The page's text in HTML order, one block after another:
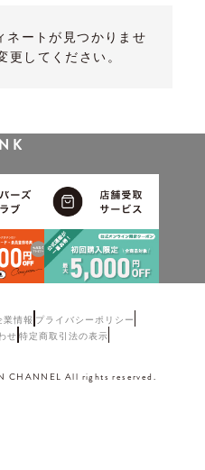
ネートが見つかりませ
更してください。
業情報 プライバシーポリシー
せ 特定商取引法の表示
CHANNEL All rights reserved.